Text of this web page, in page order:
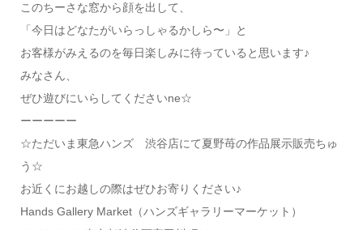
このちーさな窓から顔を出して、
「今日はどなたがいらっしゃるかしら〜」と
お客様がみえるのを毎日楽しみに待っていると思います♪
みなさん、
ぜひ遊びにいらしてくださいne☆
ーーーーー
☆ただいま東急ハンズ 渋谷店にて夏野苺の作品展示販売ちゅ
う☆
お近くにお越しの際はぜひお寄りください♪
Hands Gallery Market（ハンズギャラリーマーケット）